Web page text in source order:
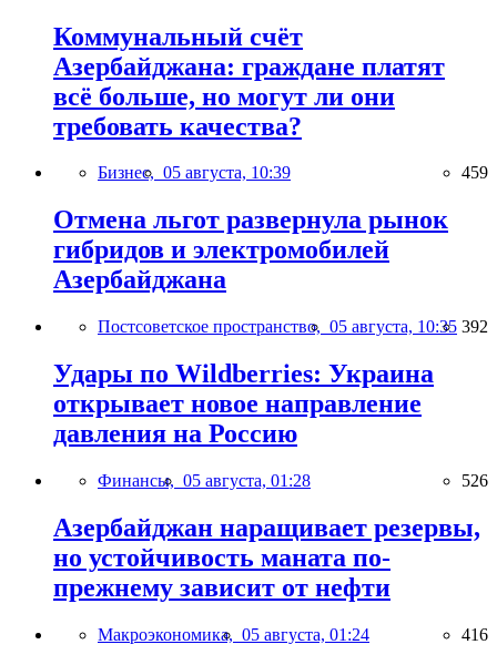
Коммунальный счёт
Азербайджана: граждане платят
всё больше, но могут ли они
требовать качества?
Бизнес, 05 августа, 10:39 459
Отмена льгот развернула рынок
гибридов и электромобилей
Азербайджана
Постсоветское пространство, 05 августа, 10:35 392
Удары по Wildberries: Украина
открывает новое направление
давления на Россию
Финансы, 05 августа, 01:28 526
Азербайджан наращивает резервы,
но устойчивость маната по-
прежнему зависит от нефти
Макроэкономика, 05 августа, 01:24 416